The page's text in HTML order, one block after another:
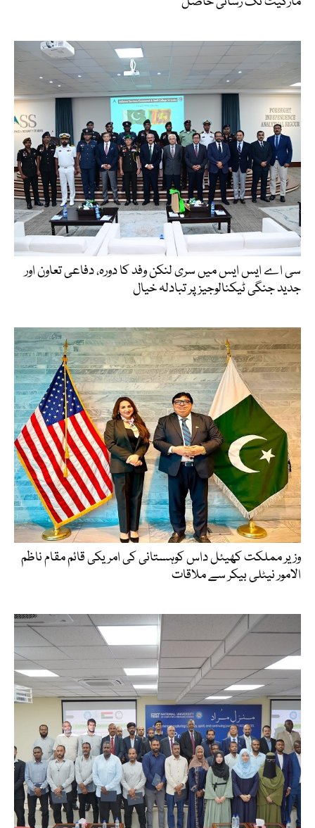
سی اے ایس ایس میں سری لنکن وفد کا دورہ، دفاعی تعاون اور
جدید جنگی ٹیکنالوجیز پر تبادلہ خیال
وزیر مملکت کھیئل داس کوہستانی کی امریکی قائم مقام ناظم
الامور نیٹلی بیکر سے ملاقات